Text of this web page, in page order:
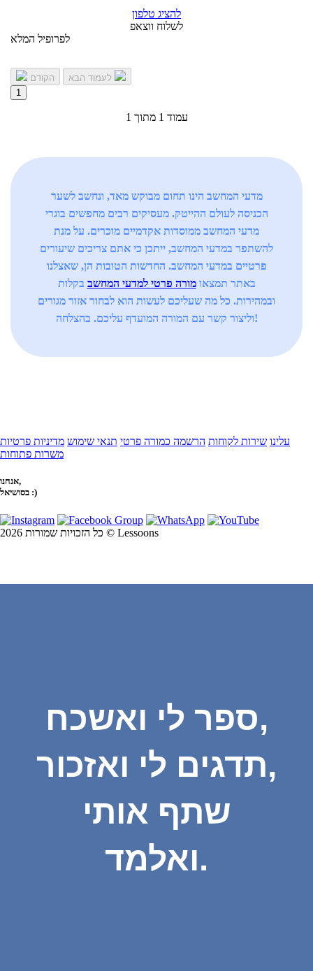
להציג טלפון
לשלוח ווצאפ
לפרופיל המלא
הקודם
1
עמוד 1 מתוך 1
מדעי המחשב הינו תחום מבוקש מאד, ונחשב לשער
הכניסה לעולם ההייטק. מעסיקים רבים מחפשים בוגרי
מדעי המחשב ממוסדות אקדמיים מוכרים. על מנת
להשתפר במדעי המחשב, ייתכן כי אתם צריכים שיעורים
פרטיים במדעי המחשב. החדשות הטובות הן, שאצלנו
באתר תמצאומורה פרטי למדעי המחשב בקלות
ובמהירות. כל מה שעליכם לעשות הוא לבחור אזור מגורים
וליצור קשר עם המורה המועדף עליכם. בהצלחה!
עלינו שירות לקוחות הרשמה כמורה פרטי תנאי שימוש מדיניות פרטיות
משרות פתוחות
אנחנו,
בסושיאל :)
כל הזכויות שמורות 2026 © Lessoons
ספר לי ואשכח,
תדגים לי ואזכור,
שתף אותי
ואלמד.